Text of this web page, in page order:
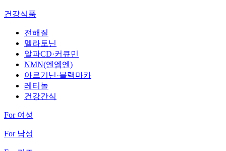
건강식품
전해질
멜라토닌
알파CD·커큐민
NMN(엔엠엔)
아르기닌·블랙마카
레티놀
건강간식
For 여성
For 남성